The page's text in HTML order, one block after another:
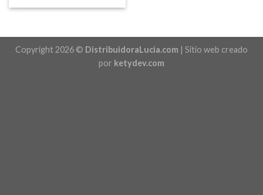
Copyright 2026 © DistribuidoraLucia.com | Sitio web creado
por ketydev.com